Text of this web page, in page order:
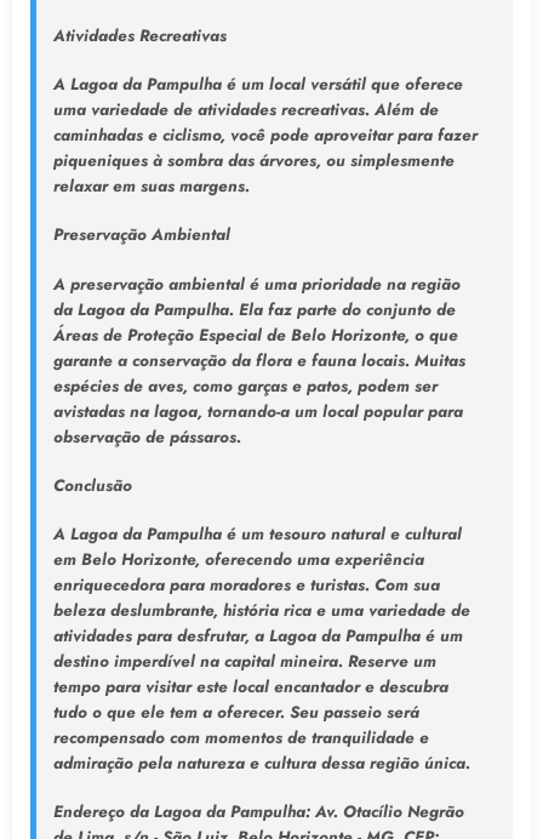
Atividades Recreativas
A Lagoa da Pampulha é um local versátil que oferece
uma variedade de atividades recreativas. Além de
caminhadas e ciclismo, você pode aproveitar para fazer
piqueniques à sombra das árvores, ou simplesmente
relaxar em suas margens.
Preservação Ambiental
A preservação ambiental é uma prioridade na região
da Lagoa da Pampulha. Ela faz parte do conjunto de
Áreas de Proteção Especial de Belo Horizonte, o que
garante a conservação da flora e fauna locais. Muitas
espécies de aves, como garças e patos, podem ser
avistadas na lagoa, tornando-a um local popular para
observação de pássaros.
Conclusão
A Lagoa da Pampulha é um tesouro natural e cultural
em Belo Horizonte, oferecendo uma experiência
enriquecedora para moradores e turistas. Com sua
beleza deslumbrante, história rica e uma variedade de
atividades para desfrutar, a Lagoa da Pampulha é um
destino imperdível na capital mineira. Reserve um
tempo para visitar este local encantador e descubra
tudo o que ele tem a oferecer. Seu passeio será
recompensado com momentos de tranquilidade e
admiração pela natureza e cultura dessa região única.
Endereço da Lagoa da Pampulha: Av. Otacílio Negrão